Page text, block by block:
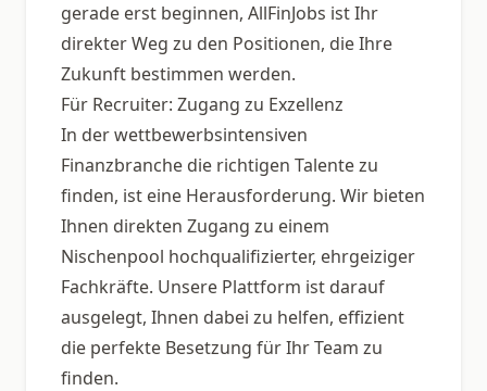
gerade erst beginnen, AllFinJobs ist Ihr
direkter Weg zu den Positionen, die Ihre
Zukunft bestimmen werden.
Für Recruiter: Zugang zu Exzellenz
In der wettbewerbsintensiven
Finanzbranche die richtigen Talente zu
finden, ist eine Herausforderung. Wir bieten
Ihnen direkten Zugang zu einem
Nischenpool hochqualifizierter, ehrgeiziger
Fachkräfte. Unsere Plattform ist darauf
ausgelegt, Ihnen dabei zu helfen, effizient
die perfekte Besetzung für Ihr Team zu
finden.